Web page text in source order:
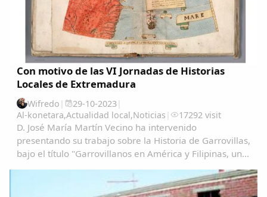
Con motivo de las VI Jornadas de Historias
Locales de Extremadura
Wifredo | 29-10-2023|
Al-konetara,Actualidad local,Noticias | 17292 visit
D. José María Martín Vecino ha intervenido
presentando su trabajo sobre la Historia de Garrovillas,
bajo el título "Garrovillanos en América y Filipinas, una
AmeÃ&#140;&#129;rica-y-Filipinas-una...